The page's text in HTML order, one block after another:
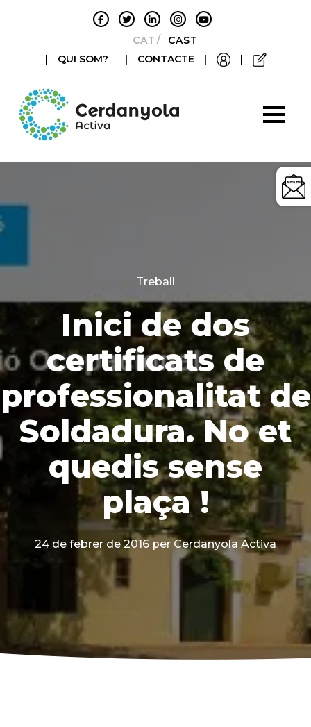
CATALÀCASTELLANO
|
QUI SOM? | CONTACTE | |
Categories
Treball
Inici de dos
certificats de
professionalitat de
Soldadura. No et
quedis sense
plaça !
24 de febrer de 2016 per Cerdanyola Activa